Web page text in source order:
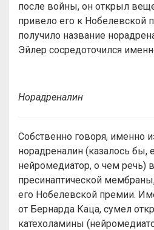
после войны, он открыл
привело его к Нобелевской
получило название
Эйлер сосредоточился
Норадреналин
Собственно говоря, именно
норадреналин (казалось бы,
нейромедиатор, о чем речь)
пресинаптической
его Нобелевской премии.
от Бернарда Каца, сумел
катехоламины